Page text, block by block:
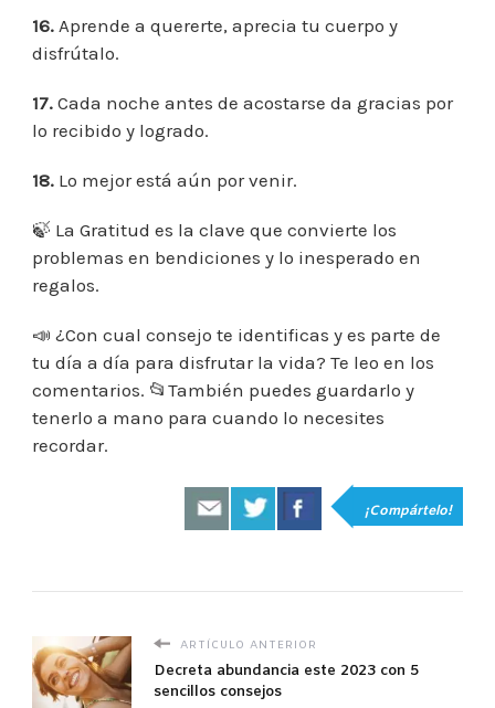
16. Aprende a quererte, aprecia tu cuerpo y
disfrútalo.
17. Cada noche antes de acostarse da gracias por
lo recibido y logrado.
18. Lo mejor está aún por venir.
🍃 La Gratitud es la clave que convierte los
problemas en bendiciones y lo inesperado en
regalos.
📣 ¿Con cual consejo te identificas y es parte de
tu día a día para disfrutar la vida? Te leo en los
comentarios. 📂También puedes guardarlo y
tenerlo a mano para cuando lo necesites
recordar.
¡Compártelo!
ARTÍCULO ANTERIOR
Decreta abundancia este 2023 con 5
sencillos consejos